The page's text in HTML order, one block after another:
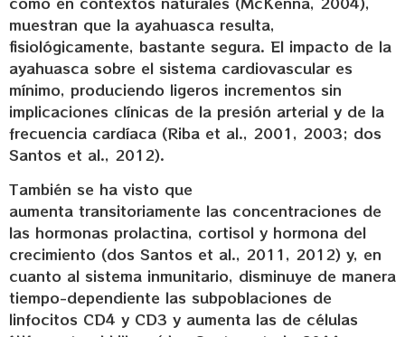
muestran que la ayahuasca resulta,
fisiológicamente, bastante segura. El impacto de la
ayahuasca sobre el sistema cardiovascular es
mínimo, produciendo ligeros incrementos sin
implicaciones clínicas de la presión arterial y de la
frecuencia cardíaca (Riba et al., 2001, 2003; dos
Santos et al., 2012).
También se ha visto que
aumenta transitoriamente las concentraciones de
las hormonas prolactina, cortisol y hormona del
crecimiento (dos Santos et al., 2011, 2012) y, en
cuanto al sistema inmunitario, disminuye de manera
tiempo-dependiente las subpoblaciones de
linfocitos CD4 y CD3 y aumenta las de células